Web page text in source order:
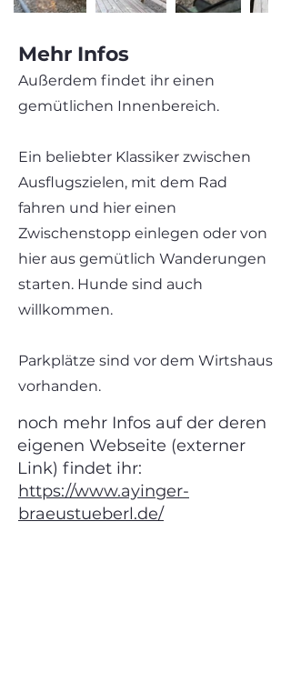
Mehr Infos
Außerdem findet ihr einen
gemütlichen Innenbereich.
Ein beliebter Klassiker zwischen
Ausflugszielen, mit dem Rad
fahren und hier einen
Zwischenstopp einlegen oder von
hier aus gemütlich Wanderungen
starten. Hunde sind auch
willkommen.
Parkplätze sind vor dem Wirtshaus
vorhanden.
noch mehr Infos auf der deren
eigenen Webseite (externer
Link) findet ihr:
https://www.ayinger-
braeustueberl.de/